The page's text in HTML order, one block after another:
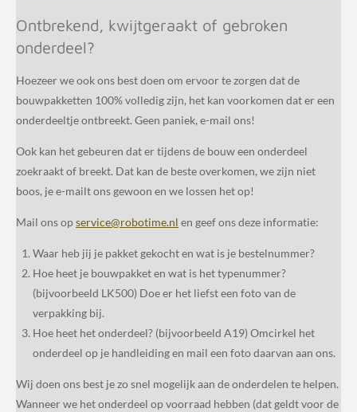
Ontbrekend, kwijtgeraakt of gebroken
onderdeel?
Hoezeer we ook ons best doen om ervoor te zorgen dat de
bouwpakketten 100% volledig zijn, het kan voorkomen dat er een
onderdeeltje ontbreekt. Geen paniek, e-mail ons!
Ook kan het gebeuren dat er tijdens de bouw een onderdeel
zoekraakt of breekt. Dat kan de beste overkomen, we zijn niet
boos, je e-mailt ons gewoon en we lossen het op!
Mail ons opservice@robotime.nl en geef ons deze informatie:
Waar heb jij je pakket gekocht en wat is je bestelnummer?
Hoe heet je bouwpakket en wat is het typenummer?
(bijvoorbeeld LK500) Doe er het liefst een foto van de
verpakking bij.
Hoe heet het onderdeel? (bijvoorbeeld A19) Omcirkel het
onderdeel op je handleiding en mail een foto daarvan aan ons.
Wij doen ons best je zo snel mogelijk aan de onderdelen te helpen.
Wanneer we het onderdeel op voorraad hebben (dat geldt voor de